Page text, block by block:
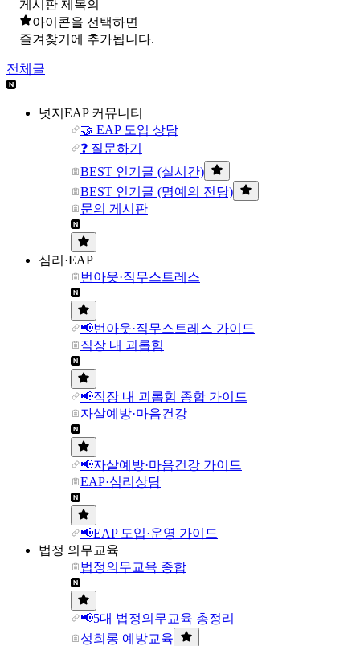
게시판 제목의
아이콘을 선택하면
즐겨찾기에 추가됩니다.
전체글
넛지EAP 커뮤니티
🤝 EAP 도입 상담
❓ 질문하기
BEST 인기글 (실시간)
BEST 인기글 (명예의 전당)
문의 게시판
심리·EAP
번아웃·직무스트레스
📢번아웃·직무스트레스 가이드
직장 내 괴롭힘
📢직장 내 괴롭힘 종합 가이드
자살예방·마음건강
📢자살예방·마음건강 가이드
EAP·심리상담
📢EAP 도입·운영 가이드
법정 의무교육
법정의무교육 종합
📢5대 법정의무교육 총정리
성희롱 예방교육